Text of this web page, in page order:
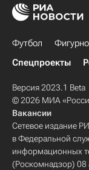
Футбол
Спецпроекты
Версия 2023.1 Beta
© 2026 МИА
Вакансии
Сетевое издание
в Федеральной
информационных
(Роскомнадзор) 08